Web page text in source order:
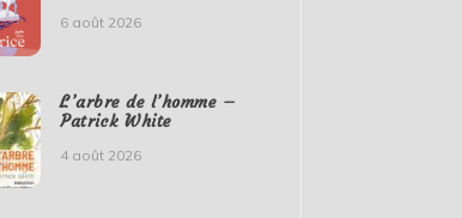
6 août 2026
L’arbre de l’homme –
Patrick White
4 août 2026